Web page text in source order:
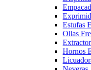
Estufas
Ollas
Hornos